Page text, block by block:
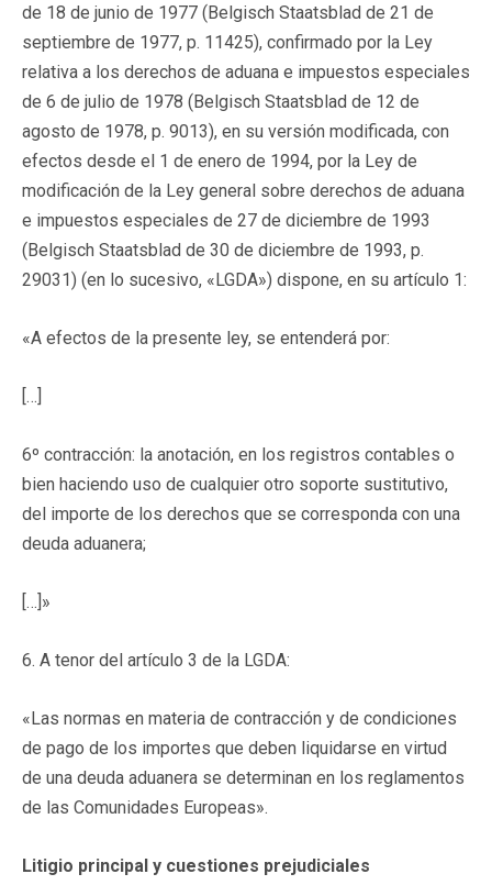
de 18 de junio de 1977 (Belgisch Staatsblad de 21 de
septiembre de 1977, p. 11425), confirmado por la Ley
relativa a los derechos de aduana e impuestos especiales
de 6 de julio de 1978 (Belgisch Staatsblad de 12 de
agosto de 1978, p. 9013), en su versión modificada, con
efectos desde el 1 de enero de 1994, por la Ley de
modificación de la Ley general sobre derechos de aduana
e impuestos especiales de 27 de diciembre de 1993
(Belgisch Staatsblad de 30 de diciembre de 1993, p.
29031) (en lo sucesivo, «LGDA») dispone, en su artículo 1:
«A efectos de la presente ley, se entenderá por:
[…]
6º contracción: la anotación, en los registros contables o
bien haciendo uso de cualquier otro soporte sustitutivo,
del importe de los derechos que se corresponda con una
deuda aduanera;
[…]»
6. A tenor del artículo 3 de la LGDA:
«Las normas en materia de contracción y de condiciones
de pago de los importes que deben liquidarse en virtud
de una deuda aduanera se determinan en los reglamentos
de las Comunidades Europeas».
Litigio principal y cuestiones prejudiciales